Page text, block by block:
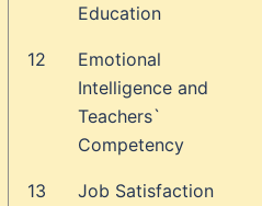
Education
12
Emotional
Intelligence and
Teachers`
Competency
13
Job Satisfaction